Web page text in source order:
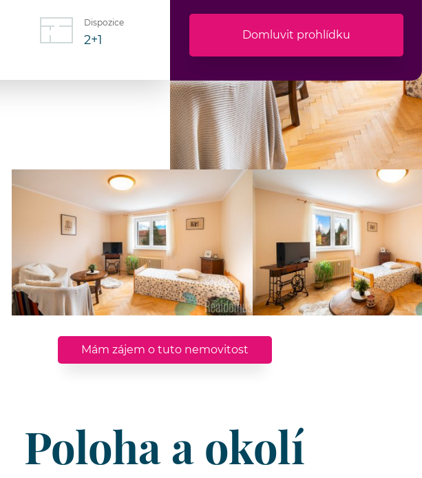
Dispozice
2+1 Domluvit prohlídku
Mám zájem o tuto nemovitost
Poloha a okolí